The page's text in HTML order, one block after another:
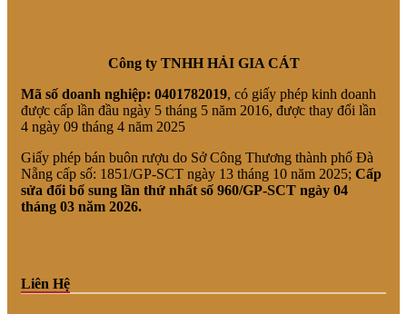
Công ty TNHH HẢI GIA CÁT
Mã số doanh nghiệp: 0401782019, có giấy phép kinh doanh
được cấp lần đầu ngày 5 tháng 5 năm 2016, được thay đổi lần
4 ngày 09 tháng 4 năm 2025
Giấy phép bán buôn rượu do Sở Công Thương thành phố Đà
Nẵng cấp số: 1851/GP-SCT ngày 13 tháng 10 năm 2025; Cấp
sửa đổi bổ sung lần thứ nhất số 960/GP-SCT ngày 04
tháng 03 năm 2026.
Liên Hệ